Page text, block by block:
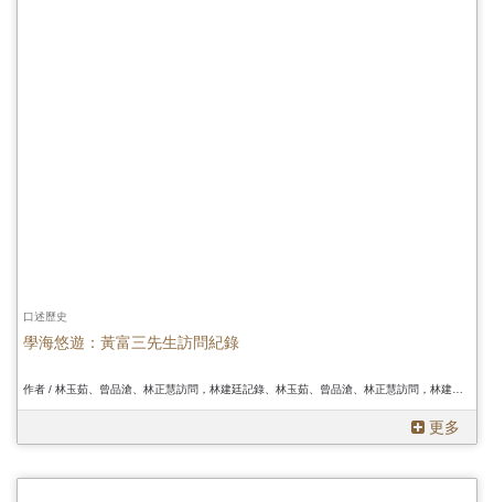
口述歷史
學海悠遊：黃富三先生訪問紀錄
更多